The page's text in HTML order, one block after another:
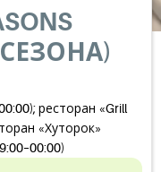
ресторан «Grill
«Хуторок»